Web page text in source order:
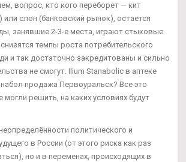
вопрос, кто кого переборет — кит
слон (банковский рынок), остается
занявшие 2-3-е места, играют стыковые
темпы роста потребительского
и так достаточно закредитованы и сильно
не смогут. Ilium Stanabolic в аптеке
продажа Первоуральск? Все это
решить, на каких условиях будут
политического и
в России (от этого риска как раз
но и в переменах, происходящих в